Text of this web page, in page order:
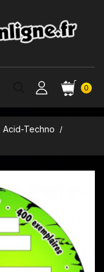
0
Acid-Techno